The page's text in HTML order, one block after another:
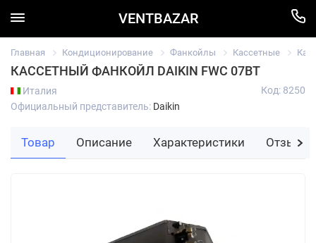
VENTBAZAR
Главная Кондиционирование Фанкойлы Кассетные
КАССЕТНЫЙ ФАНКОЙЛ DAIKIN FWC 07BT
Италия
Официальный представитель: Daikin
Код: 8250
Товар Описание Характеристики Отзывы